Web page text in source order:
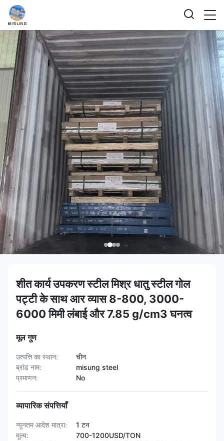
शीत कार्य उपकरण स्टील मिश्र धातु स्टील गोल
पट्टी के साथ आर व्यास 8-800, 3000-
6000 मिमी लंबाई और 7.85 g/cm3 घनत्व
मूल गुण
उत्पत्ति का स्थान:
चीन
ब्रांड नाम:
misung steel
प्रमाणन:
No
व्यापारिक संपत्तियाँ
न्यूनतम आदेश मात्रा:
1 टन
मूल्य:
700-1200USD/TON